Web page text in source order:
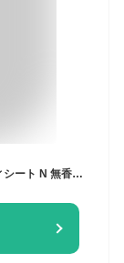
[ファイントゥデイ]シーブリーズ フェイス＆ボディシート N 無香料 30枚入(冷感 さらさら 汗ケア 汗拭きシート)